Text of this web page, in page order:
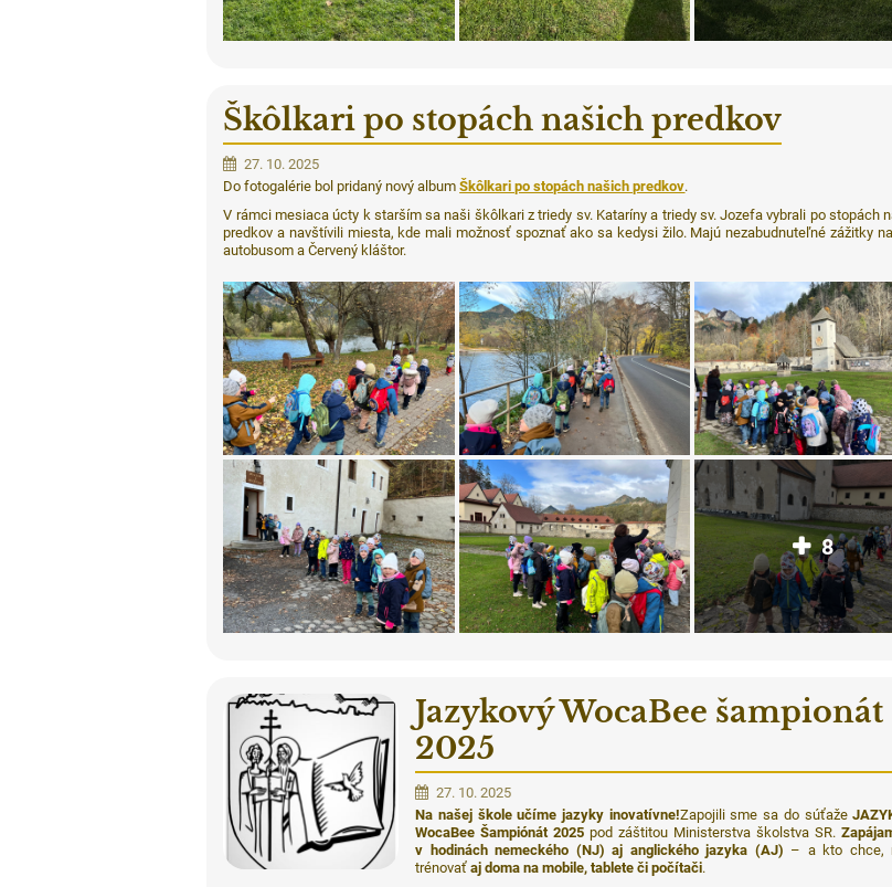
Škôlkari po stopách našich predkov
27. 10. 2025
Do fotogalérie bol pridaný nový albumŠkôlkari po stopách našich predkov.
V rámci mesiaca úcty k starším sa naši škôlkari z triedy sv. Kataríny a triedy sv. Jozefa vybrali po stopách
predkov a navštívili miesta, kde mali možnosť spoznať ako sa kedysi žilo. Majú nezabudnuteľné zážitky
autobusom a Červený kláštor.
8
Jazykový WocaBee šampionát
2025
27. 10. 2025
Na našej škole učíme jazyky inovatívne!Zapojili sme sa do súťaže
WocaBee Šampiónát 2025 pod záštitou Ministerstva školstva SR.
v hodinách nemeckého (NJ) aj anglického jazyka (AJ) – a kto chce,
trénovaťaj doma na mobile, tablete či počítači.